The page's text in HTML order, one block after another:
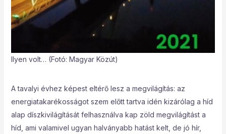
Ilyen volt… (Fotó: Magyar Közút)
A tavalyi évhez képest eltérő lesz a megvilágítás: az
energiatakarékosságot szem előtt tartva idén kizárólag a híd
alap díszkivilágítását felhasználva kap zöld megvilágítást a
híd, ami valamivel ugyan halványabb hatást kelt, de jó hír,